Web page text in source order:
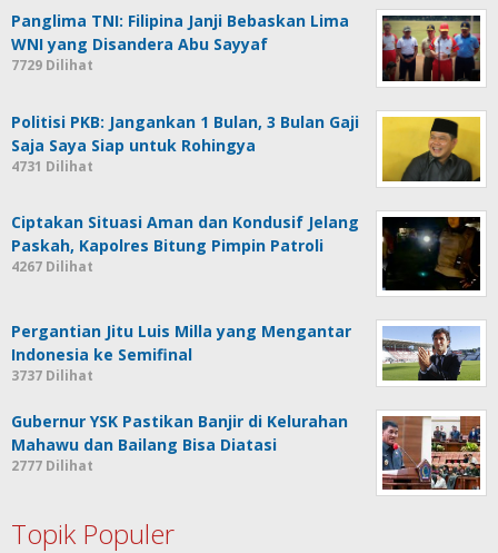
Panglima TNI: Filipina Janji Bebaskan Lima
WNI yang Disandera Abu Sayyaf
7729 Dilihat
Politisi PKB: Jangankan 1 Bulan, 3 Bulan Gaji
Saja Saya Siap untuk Rohingya
4731 Dilihat
Ciptakan Situasi Aman dan Kondusif Jelang
Paskah, Kapolres Bitung Pimpin Patroli
4267 Dilihat
Pergantian Jitu Luis Milla yang Mengantar
Indonesia ke Semifinal
3737 Dilihat
Gubernur YSK Pastikan Banjir di Kelurahan
Mahawu dan Bailang Bisa Diatasi
2777 Dilihat
Topik Populer